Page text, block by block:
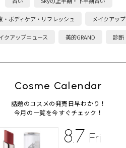
・ボディケア・リフレッシュ メイクアップ
クアップニュース 美的GRAND 診断
Cosme Calendar
話題のコスメの発売日早わかり！
今月の一覧を今すぐチェック！
8.7 Fri